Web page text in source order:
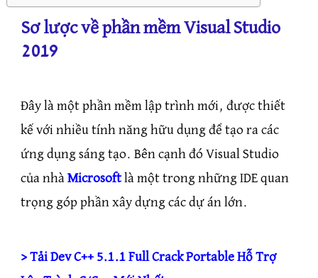
Sơ lược về phần mềm Visual Studio
2019
Đây là một phần mềm lập trình mới, được thiết
kế với nhiều tính năng hữu dụng để tạo ra các
ứng dụng sáng tạo. Bên cạnh đó Visual Studio
của nhà Microsoft là một trong những IDE quan
trọng góp phần xây dựng các dự án lớn.
> Tải Dev C++ 5.1.1 Full Crack Portable Hỗ Trợ